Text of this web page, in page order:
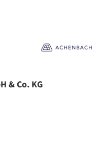
& Co. KG